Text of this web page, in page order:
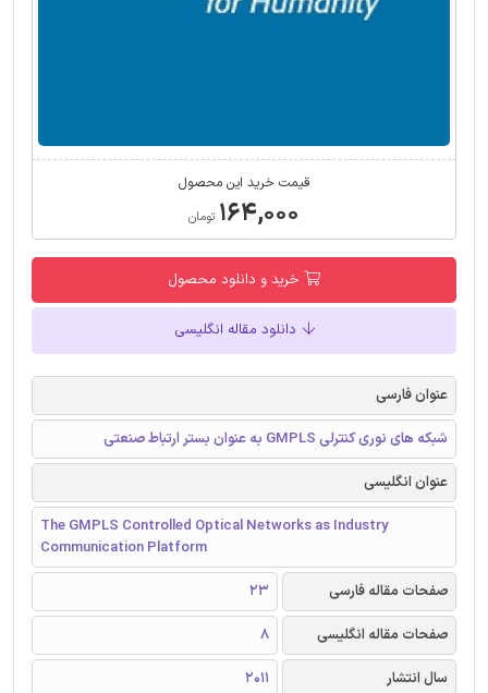
قیمت خرید این محصول
۱۶۴,۰۰۰ تومان
خرید و دانلود محصول
دانلود مقاله انگلیسی
عنوان فارسی
شبکه های نوری کنترلی GMPLS به عنوان بستر ارتباط صنعتی
عنوان انگلیسی
The GMPLS Controlled Optical Networks as Industry
Communication Platform
صفحات مقاله فارسی
23
صفحات مقاله انگلیسی
8
سال انتشار
2011